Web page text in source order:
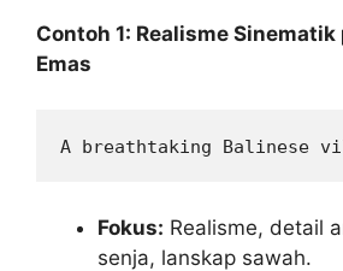
Contoh 1: Realisme Sinematik
Emas
A breathtaking Balinese
Fokus: Realisme, detail
senja, lanskap sawah.